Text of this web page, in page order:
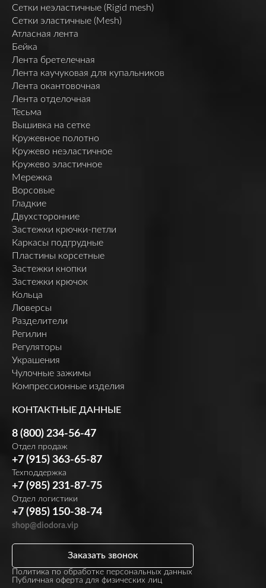
Сетки неэластичные (Rigid mesh)
Сетки эластичные (Mesh)
Атласная лента
Бейка
Лента бретелечная
Лента каучуковая для купальников
Лента окантовочная
Лента отделочная
Тесьма
Вышивка на сетке
Кружевное полотно
Кружево неэластичное
Кружево эластичное
Мережка
Ворсовые
Гладкие
Двухсторонние
Застежки крючки-петли
Каркасы подгрудные
Пластины корсетные
Застежки кнопки
Застежки крючок
Кольца
Люверсы
Разделители
Регилин
Регуляторы
Украшения
Чулочные зажимы
Компрессионные изделия
КОНТАКТНЫЕ ДАННЫЕ
8 (800) 234-56-47
Отдел продаж
+7 (915) 363-65-87
Техподдержка
+7 (985) 231-87-75
Отдел логистики
+7 (985) 150-38-74
shop@diodora.vip
Политика по обработке персональных данных
Публичная оферта для физических лиц
Заказать звонок